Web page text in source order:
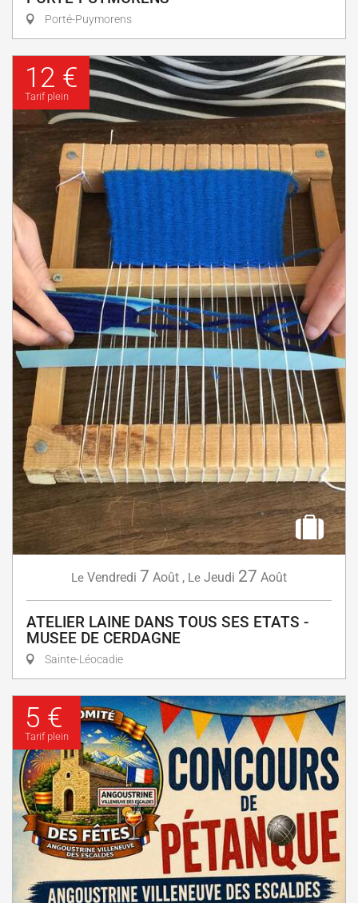
Porté-Puymorens
12 €
Tarif plein
Le Vendredi 7 Août , Le Jeudi 27 Août
ATELIER LAINE DANS TOUS SES ETATS -
MUSEE DE CERDAGNE
Sainte-Léocadie
5 €
Tarif plein